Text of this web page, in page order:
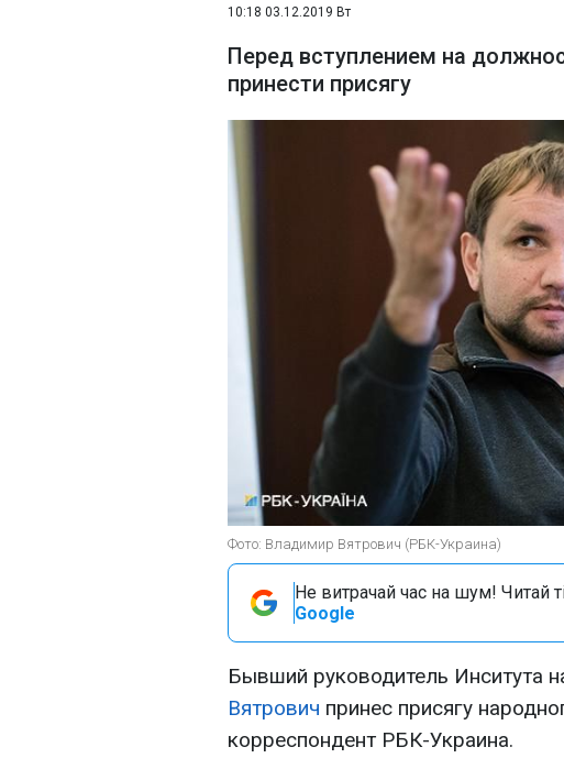
10:18 03.12.2019 Вт
Перед вступлением на
принести присягу
Фото: Владимир Вятрович (РБК-Украина)
Не витрачай час на шум! Читай
Google
Бывший руководитель Инситута
Вятрович принес присягу
корреспондент РБК-Украина.